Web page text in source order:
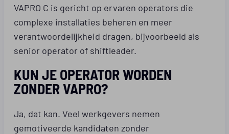
VAPRO C is gericht op ervaren operators die
complexe installaties beheren en meer
verantwoordelijkheid dragen, bijvoorbeeld als
senior operator of shiftleader.
KUN JE OPERATOR WORDEN
ZONDER VAPRO?
Ja, dat kan. Veel werkgevers nemen
gemotiveerde kandidaten zonder